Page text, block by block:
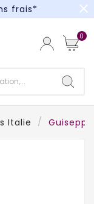
frais*
frais*
close
0
Italie